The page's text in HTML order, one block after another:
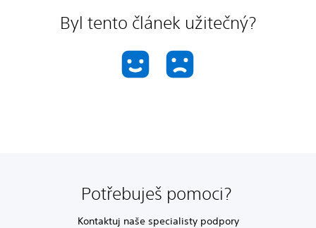
Byl tento článek užitečný?
Potřebuješ pomoci?
Kontaktuj naše specialisty podpory